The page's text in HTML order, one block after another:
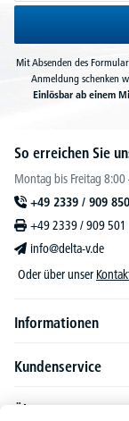
Mit Absenden des
Anmeldung schenken
Einlösbar ab einem
So erreichen Sie
Montag bis Freitag
+49 2339 / 909 850
+49 2339 / 909 501
info@delta-v.de
Oder über unser
Informationen
Kundenservice
Über DELTA-V